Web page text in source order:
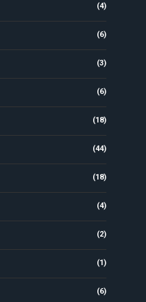
(4)
(6)
(3)
(6)
(18)
(44)
(18)
(4)
(2)
(1)
(6)